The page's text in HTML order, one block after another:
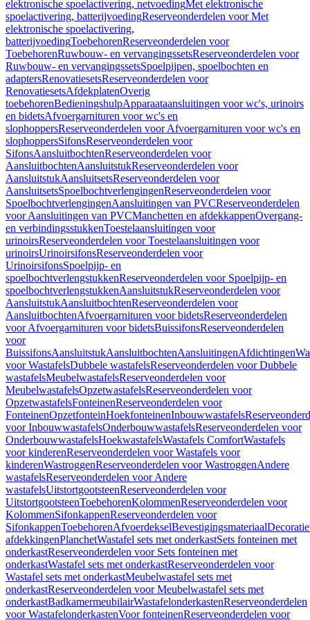
elektronische spoelactivering, netvoedingMet elektronische
spoelactivering, batterijvoedingReserveonderdelen voor Met
elektronische spoelactivering,
batterijvoedingToebehorenReserveonderdelen voor
ToebehorenRuwbouw- en vervangingssetsReserveonderdelen voor
Ruwbouw- en vervangingssetsSpoelpijpen, spoelbochten en
adaptersRenovatiesetsReserveonderdelen voor
RenovatiesetsAfdekplatenOverig
toebehorenBedieningshulpApparaataansluitingen voor wc's, urinoirs
en bidetsAfvoergarnituren voor wc's en
slophoppersReserveonderdelen voor Afvoergarnituren voor wc's en
slophoppersSifonsReserveonderdelen voor
SifonsAansluitbochtenReserveonderdelen voor
AansluitbochtenAansluitstukReserveonderdelen voor
AansluitstukAansluitsetsReserveonderdelen voor
AansluitsetsSpoelbochtverlengingenReserveonderdelen voor
SpoelbochtverlengingenAansluitingen van PVCReserveonderdelen
voor Aansluitingen van PVCManchetten en afdekkappenOvergang-
en verbindingsstukkenToestelaansluitingen voor
urinoirsReserveonderdelen voor Toestelaansluitingen voor
urinoirsUrinoirsifonsReserveonderdelen voor
UrinoirsifonsSpoelpijp- en
spoelbochtverlengstukkenReserveonderdelen voor Spoelpijp- en
spoelbochtverlengstukkenAansluitstukReserveonderdelen voor
AansluitstukAansluitbochtenReserveonderdelen voor
AansluitbochtenAfvoergarnituren voor bidetsReserveonderdelen
voor Afvoergarnituren voor bidetsBuissifonsReserveonderdelen
voor
BuissifonsAansluitstukAansluitbochtenAansluitingenAfdichtingen
voor WastafelsDubbele wastafelsReserveonderdelen voor Dubbele
wastafelsMeubelwastafelsReserveonderdelen voor
MeubelwastafelsOpzetwastafelsReserveonderdelen voor
OpzetwastafelsFonteinenReserveonderdelen voor
FonteinenOpzetfonteinHoekfonteinenInbouwwastafels
voor InbouwwastafelsOnderbouwwastafelsReserveonderdelen voor
OnderbouwwastafelsHoekwastafelsWastafels ComfortWastafels
voor kinderenReserveonderdelen voor Wastafels voor
kinderenWastroggenReserveonderdelen voor WastroggenAndere
wastafelsReserveonderdelen voor Andere
wastafelsUitstortgootsteenReserveonderdelen voor
UitstortgootsteenToebehorenKolommenReserveonderdelen voor
KolommenSifonkappenReserveonderdelen voor
SifonkappenToebehorenAfvoerdekselBevestigingsmateriaal
afdekkingenPlanchetWastafel sets met onderkastSets fonteinen met
onderkastReserveonderdelen voor Sets fonteinen met
onderkastWastafel sets met onderkastReserveonderdelen voor
Wastafel sets met onderkastMeubelwastafel sets met
onderkastReserveonderdelen voor Meubelwastafel sets met
onderkastBadkamermeubilairWastafelonderkastenReserveonderdelen
voor WastafelonderkastenVoor fonteinenReserveonderdelen voor